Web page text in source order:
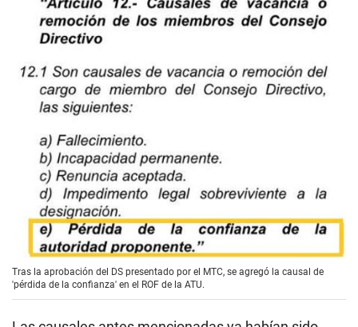
Tras la aprobación del DS presentado por el MTC, se agregó la causal de
'pérdida de la confianza' en el ROF de la ATU.